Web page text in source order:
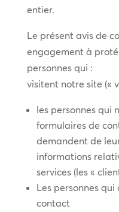
entier.
Le présent avis de
engagement à
personnes qui :
visitent notre site («
les personnes qui
formulaires de
demandent de
informations
services (les «
Les personnes
contact